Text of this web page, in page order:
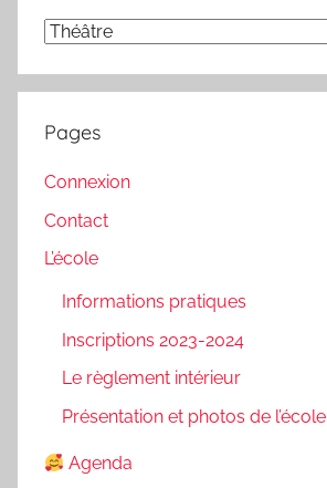
Catégories
Pages
Connexion
Contact
L’école
Informations pratiques
Inscriptions 2023-2024
Le règlement intérieur
Présentation et photos de l’école
Agenda